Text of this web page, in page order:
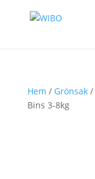
Hem / Grönsak/
Bins 3-8kg